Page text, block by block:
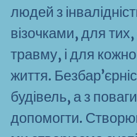
людей з
візочками, для
травму, і для
життя.
будівель, а з
допомогти.